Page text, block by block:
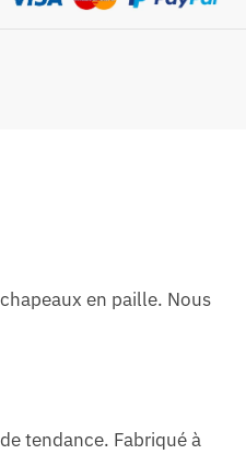
en paille. Nous
tendance. Fabriqué à